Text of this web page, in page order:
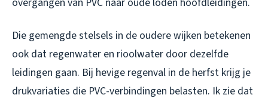
Die gemengde stelsels in de oudere wijken betekenen
ook dat regenwater en rioolwater door dezelfde
leidingen gaan. Bij hevige regenval in de herfst krijg je
drukvariaties die PVC-verbindingen belasten. Ik zie dat